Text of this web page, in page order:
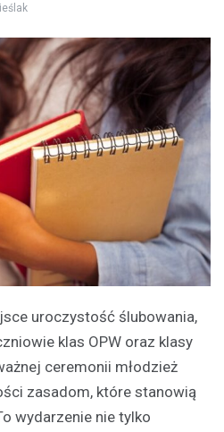
uroczystość ślubowania,
klas OPW oraz klasy
ceremonii młodzież
zasadom, które stanowią
wydarzenie nie tylko